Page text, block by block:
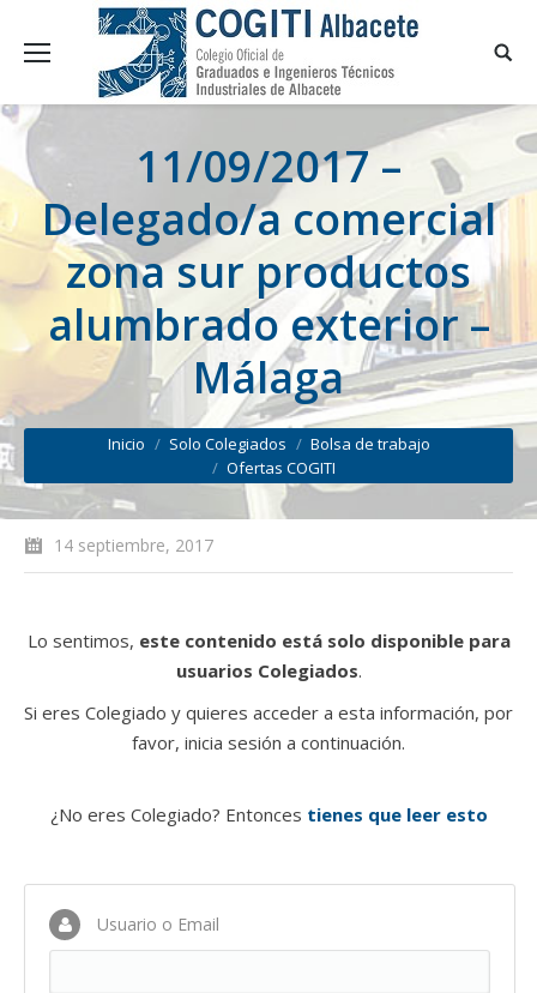
11/09/2017 –
Delegado/a comercial
zona sur productos
alumbrado exterior –
Málaga
You are here:
Inicio Solo Colegiados
Bolsa de trabajo
Ofertas COGITI
14 septiembre, 2017
Lo sentimos, este contenido está solo disponible para
usuarios Colegiados.
Si eres Colegiado y quieres acceder a esta información, por
favor, inicia sesión a continuación.
¿No eres Colegiado? Entonces tienes que leer esto
Usuario o Email